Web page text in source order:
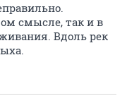
смысле, так и в
Вдоль рек